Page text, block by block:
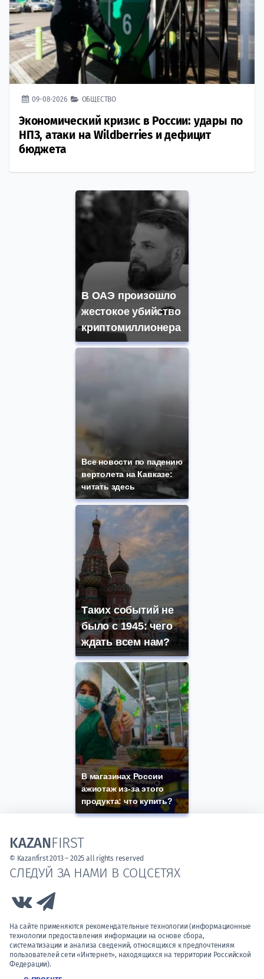
09-08-2026 ОБЩЕСТВО
Экономический кризис в России: удары по
НПЗ, атаки на Wildberries и дефицит
бюджета
В ОАЭ произошло
жестокое убийство
криптомиллионера
Все новости по падению
вертолета на Кавказе:
читать здесь
Таких событий не
было с 1945: чего
ждать всем нам?
В магазинах России
ажиотаж из-за этого
продукта: что купить?
СЛЕДУЙ ЗА НАМИ В СОЦСЕТЯХ
Link to Vk
На сайте применяются рекомендательные технологии (информационные
технологии предоставления информации на основе сбора,
систематизации и анализа сведений, относящихся к предпочтениям
пользователей сети «Интернет», находящихся на территории Российской
Федерации).
KAZANFIRST
© Kazanfirst 2013 – 2025 all rights reserved